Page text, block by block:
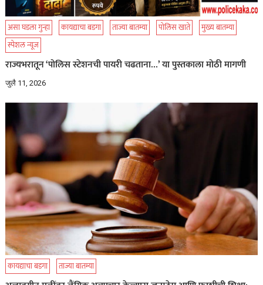
असा घडला गुन्हा कायद्याचा बडगा ताज्या बातम्या पोलिस खाते
मुख्य बातम्या
स्पेशल न्यूज
राज्यभरातून ‘पोलिस स्टेशनची पायरी चढताना…’ या पुस्तकाला मोठी मागणी
जुलै 11, 2026
कायद्याचा बडगा ताज्या बातम्या